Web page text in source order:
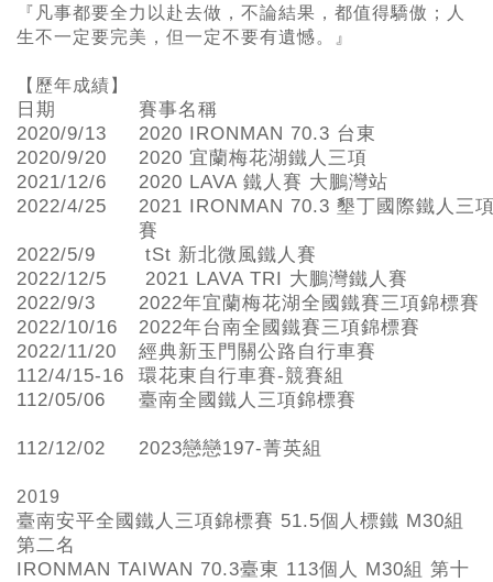
『凡事都要全力以赴去做，不論結果，都值得驕傲；人
生不一定要完美，但一定不要有遺憾。』
【歷年成績】
日期
賽事名稱
2020/9/13
2020 IRONMAN 70.3 台東
2020/9/20
2020 宜蘭梅花湖鐵人三項
2021/12/6
2020 LAVA 鐵人賽 大鵬灣站
2022/4/25
2021 IRONMAN 70.3 墾丁國際鐵人三
賽
2022/5/9
tSt 新北微風鐵人賽
2022/12/5
2021 LAVA TRI 大鵬灣鐵人賽
2022/9/3
2022年宜蘭梅花湖全國鐵賽三項錦標賽
2022/10/16
2022年台南全國鐵賽三項錦標賽
2022/11/20
經典新玉門關公路自行車賽
112/4/15-16
環花東自行車賽-競賽組
112/05/06
臺南全國鐵人三項錦標賽
112/12/02 2023戀戀197-菁英組
2019
臺南安平全國鐵人三項錦標賽 51.5個人標鐵 M30組
第二名
IRONMAN TAIWAN 70.3臺東 113個人
M30組 第十